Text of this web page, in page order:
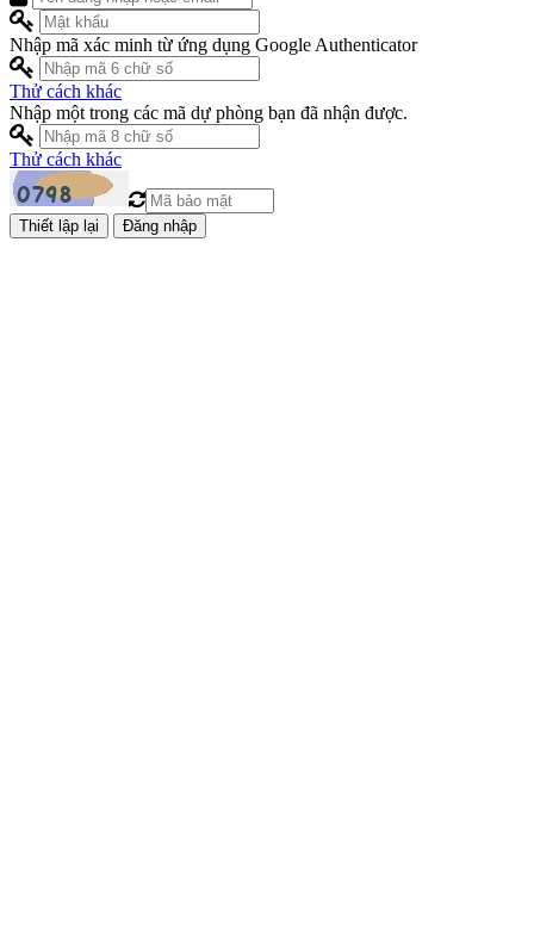
Nhập mã xác minh từ ứng dụng Google Authenticator
Thử cách khác
Nhập một trong các mã dự phòng bạn đã nhận được.
Thử cách khác
Đăng nhập